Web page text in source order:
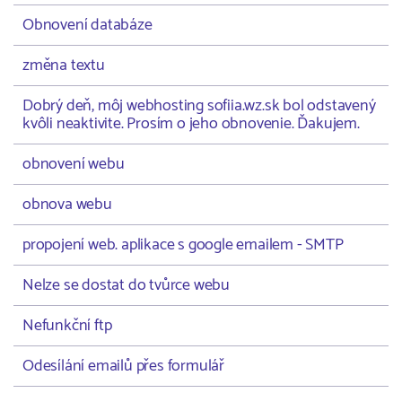
Obnovení databáze
změna textu
Dobrý deň, môj webhosting sofiia.wz.sk bol odstavený
kvôli neaktivite. Prosím o jeho obnovenie. Ďakujem.
obnovení webu
obnova webu
propojení web. aplikace s google emailem - SMTP
Nelze se dostat do tvůrce webu
Nefunkční ftp
Odesílání emailů přes formulář